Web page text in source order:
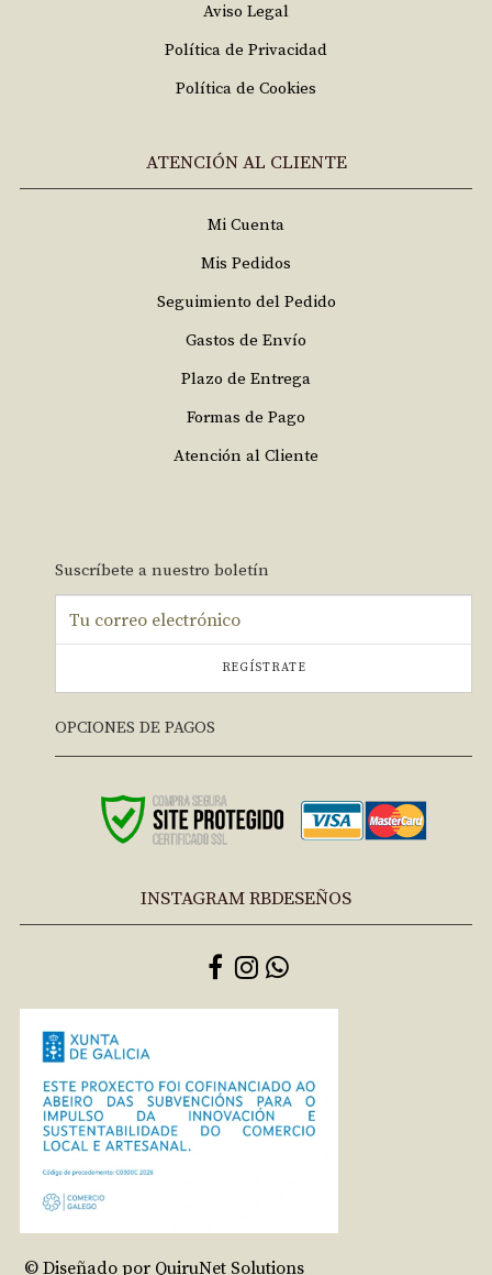
Aviso Legal
Política de Privacidad
Política de Cookies
ATENCIÓN AL CLIENTE
Mi Cuenta
Mis Pedidos
Seguimiento del Pedido
Gastos de Envío
Plazo de Entrega
Formas de Pago
Atención al Cliente
Suscríbete a nuestro boletín
REGÍSTRATE
OPCIONES DE PAGOS
INSTAGRAM RBDESEÑOS
© Diseñado por QuiruNet Solutions